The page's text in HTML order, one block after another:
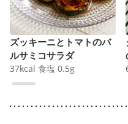
ズッキーニとトマトのバ
ルサミコサラダ
37kcal 食塩 0.5g